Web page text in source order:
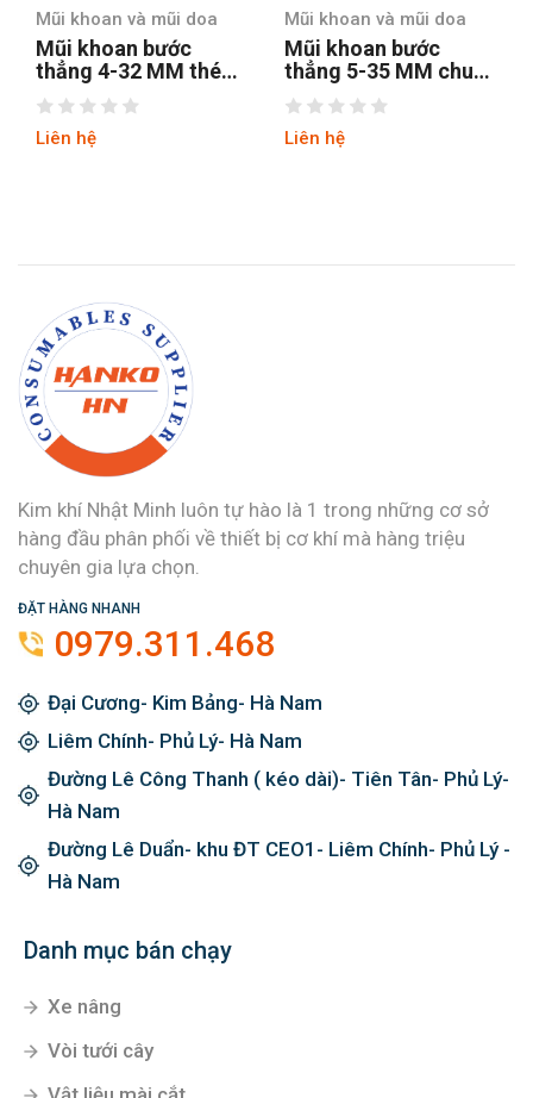
và mũi doa
bước
32 MM thép
lục
Mũi khoan và mũi doa
Mũi khoan bước
thẳng 5-35 MM chuôi
Mũi khoan
Mũi khoan
thẳng
Kim khí Nhật Minh luôn tự hào là 1 trong những cơ sở
hàng đầu phân phối về thiết bị cơ khí mà hàng triệu
chuyên gia lựa chọn.
ĐẶT HÀNG NHANH
0979.311.468
Đại Cương- Kim Bảng- Hà Nam
Liêm Chính- Phủ Lý- Hà Nam
Đường Lê Công Thanh ( kéo dài)- Tiên Tân- Phủ Lý-
Hà Nam
Đường Lê Duẩn- khu ĐT CEO1- Liêm Chính- Phủ Lý -
Hà Nam
Danh mục bán chạy
Xe nâng
Vòi tưới cây